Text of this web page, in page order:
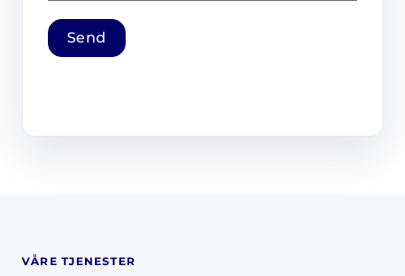
Send
VÅRE TJENESTER